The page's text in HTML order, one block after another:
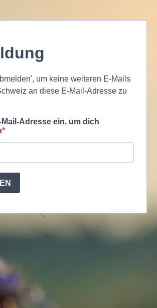
um keine weiteren E-Mails
an diese E-Mail-Adresse zu
Adresse ein, um dich